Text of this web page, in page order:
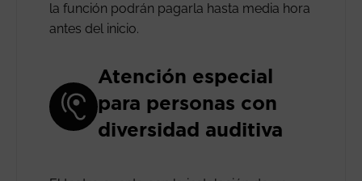
la función podrán pagarla hasta media hora
antes del inicio.
Atención especial
para personas con
diversidad auditiva